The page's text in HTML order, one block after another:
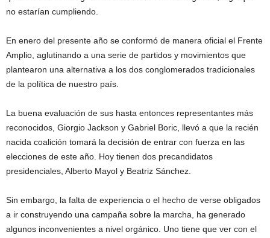
no estarían cumpliendo.
En enero del presente año se conformó de manera oficial el Frente
Amplio, aglutinando a una serie de partidos y movimientos que
plantearon una alternativa a los dos conglomerados tradicionales
de la política de nuestro país.
La buena evaluación de sus hasta entonces representantes más
reconocidos, Giorgio Jackson y Gabriel Boric, llevó a que la recién
nacida coalición tomará la decisión de entrar con fuerza en las
elecciones de este año. Hoy tienen dos precandidatos
presidenciales, Alberto Mayol y Beatriz Sánchez.
Sin embargo, la falta de experiencia o el hecho de verse obligados
a ir construyendo una campaña sobre la marcha, ha generado
algunos inconvenientes a nivel orgánico. Uno tiene que ver con el